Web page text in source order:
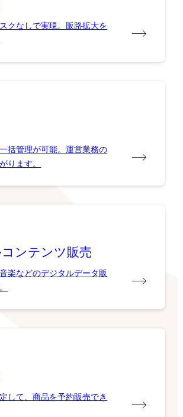
クなしで実現。販路拡大を
括管理が可能。運営業務の
ります。
ンテンツ販売
楽などのデジタルデータ販
して、商品を予約販売でき